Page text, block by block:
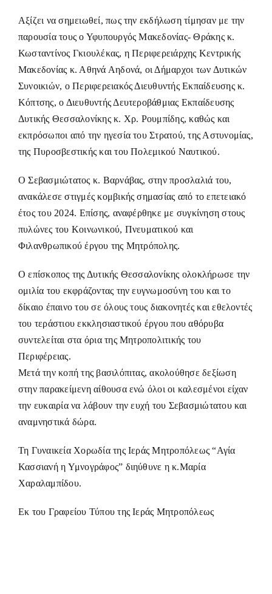
Αξίζει να σημειωθεί, πως την εκδήλωση τίμησαν με την
παρουσία τους ο Υφυπουργός Μακεδονίας- Θράκης κ.
Κωσταντίνος Γκιουλέκας, η Περιφερειάρχης Κεντρικής
Μακεδονίας κ. Αθηνά Αηδονά, οι Δήμαρχοι των Δυτικών
Συνοικιών, ο Περιφερειακός Διευθυντής Εκπαίδευσης κ.
Κόπτσης, ο Διευθυντής Δευτεροβάθμιας Εκπαίδευσης
Δυτικής Θεσσαλονίκης κ. Χρ. Ρουμπίδης, καθώς και
εκπρόσωποι από την ηγεσία του Στρατού, της Αστυνομίας,
της Πυροσβεστικής και του Πολεμικού Ναυτικού.
Ο Σεβασμιώτατος κ. Βαρνάβας, στην προσλαλιά του,
ανακάλεσε στιγμές κομβικής σημασίας από το επετειακό
έτος του 2024. Επίσης, αναφέρθηκε με συγκίνηση στους
πυλώνες του Κοινωνικού, Πνευματικού και
Φιλανθρωπικού έργου της Μητρόπολης.
Ο επίσκοπος της Δυτικής Θεσσαλονίκης ολοκλήρωσε την
ομιλία του εκφράζοντας την ευγνωμοσύνη του και το
δίκαιο έπαινο του σε όλους τους διακονητές και εθελοντές
του τεράστιου εκκλησιαστικού έργου που αθόρυβα
συντελείται στα όρια της Μητροπολιτικής του
Περιφέρειας.
Μετά την κοπή της βασιλόπιτας, ακολούθησε δεξίωση
στην παρακείμενη αίθουσα ενώ όλοι οι καλεσμένοι είχαν
την ευκαιρία να λάβουν την ευχή του Σεβασμιώτατου και
αναμνηστικά δώρα.
Τη Γυναικεία Χορωδία της Ιεράς Μητροπόλεως “Αγία
Κασσιανή η Υμνογράφος” διηύθυνε η κ.Μαρία
Χαραλαμπίδου.
Εκ του Γραφείου Τύπου της Ιεράς Μητροπόλεως